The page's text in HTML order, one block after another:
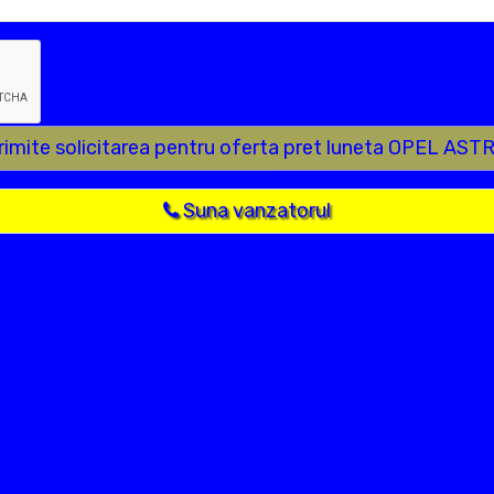
solicitarea pentru oferta pret luneta OPEL
Suna vanzatorul